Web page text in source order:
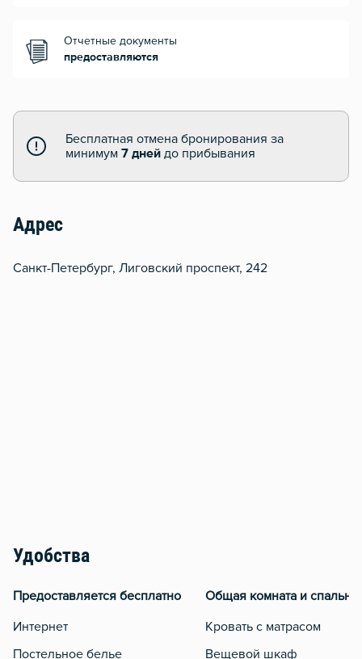
Отчетные документы
предоставляются
Бесплатная отмена бронирования за
минимум 7 дней до прибывания
Адрес
Санкт-Петербург, Лиговский проспект, 242
Удобства
Предоставляется бесплатно
Интернет
Постельное белье
Общая комната и спальня
Кровать с матрасом
Вещевой шкаф